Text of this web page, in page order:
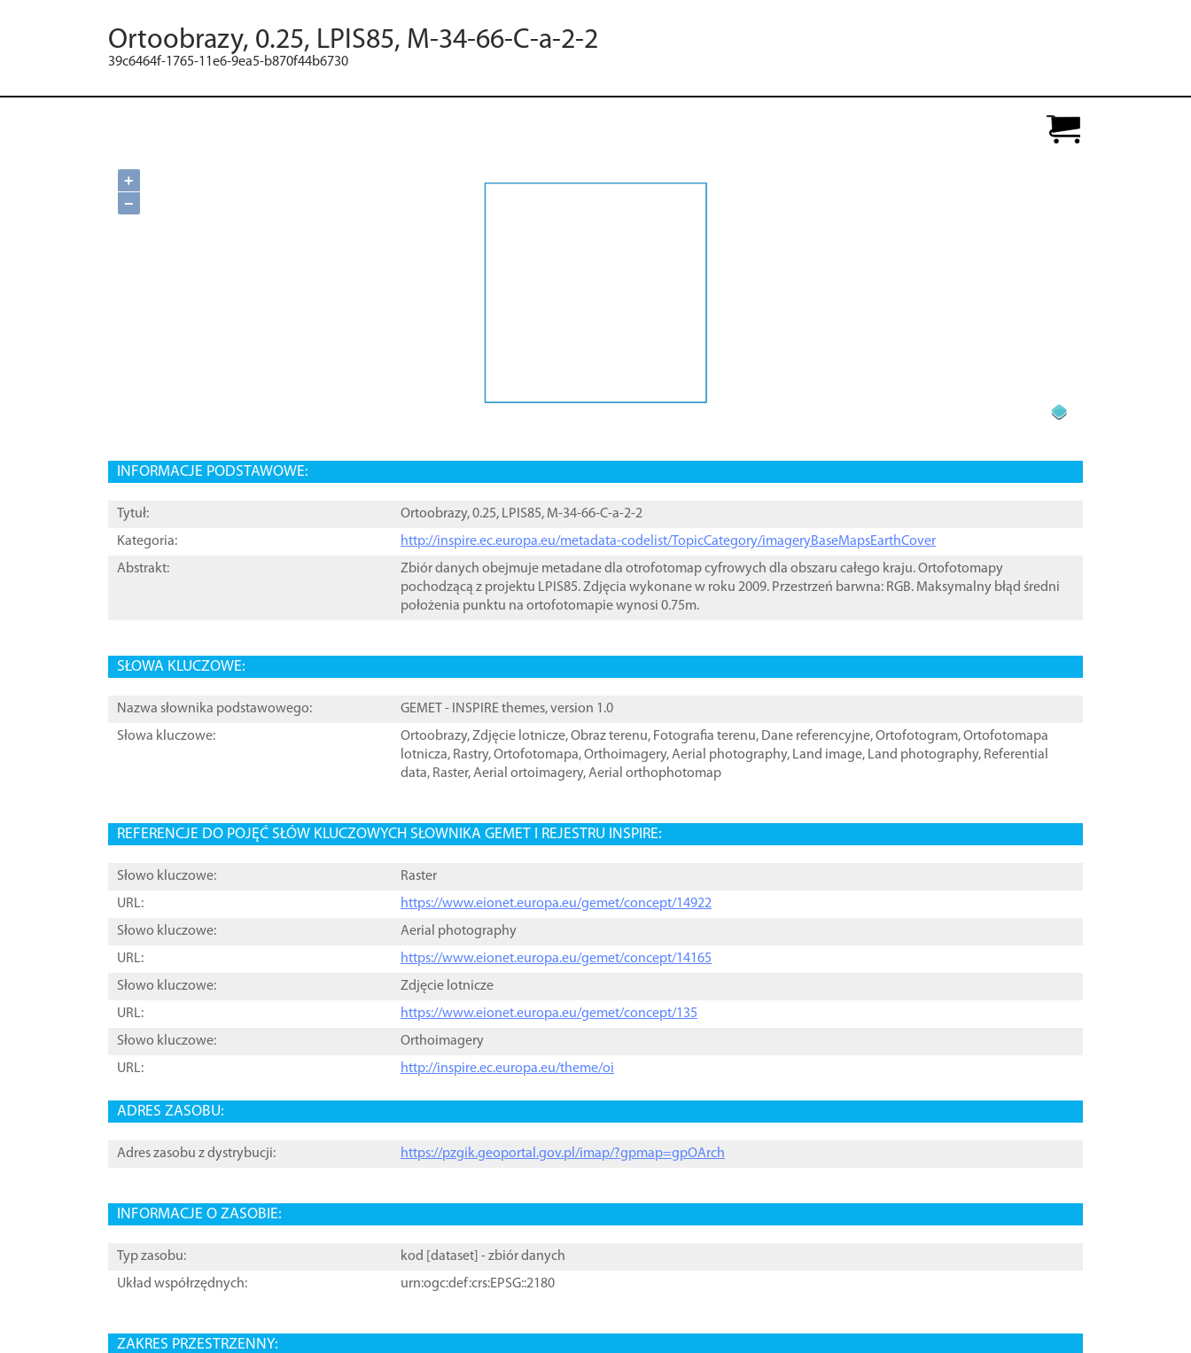
Ortoobrazy, 0.25, LPIS85, M-34-66-C-a-2-2
39c6464f-1765-11e6-9ea5-b870f44b6730
+
−
INFORMACJE PODSTAWOWE:
Tytuł:
Ortoobrazy, 0.25, LPIS85, M-34-66-C-a-2-2
Kategoria:
http://inspire.ec.europa.eu/metadata-codelist/TopicCategory/imageryBaseMapsEarthCover
Abstrakt:
Zbiór danych obejmuje metadane dla otrofotomap cyfrowych dla obszaru całego kraju. Ortofotomapy
pochodzącą z projektu LPIS85. Zdjęcia wykonane w roku 2009. Przestrzeń barwna: RGB. Maksymalny błąd średni
położenia punktu na ortofotomapie wynosi 0.75m.
SŁOWA KLUCZOWE:
Nazwa słownika podstawowego:
GEMET - INSPIRE themes, version 1.0
Słowa kluczowe:
Ortoobrazy,Zdjęcie lotnicze,Obraz terenu, Fotografia terenu, Dane referencyjne,Ortofotogram,Ortofotomapa
lotnicza, Rastry,Ortofotomapa,Orthoimagery,Aerial photography, Land image, Land photography, Referential
data, Raster,Aerial ortoimagery,Aerial orthophotomap
REFERENCJE DO POJĘĆ SŁÓW KLUCZOWYCH SŁOWNIKA GEMET I REJESTRU INSPIRE:
Słowo kluczowe:
Raster
URL:
https://www.eionet.europa.eu/gemet/concept/14922
Słowo kluczowe:
Aerial photography
URL:
https://www.eionet.europa.eu/gemet/concept/14165
Słowo kluczowe:
Zdjęcie lotnicze
URL:
https://www.eionet.europa.eu/gemet/concept/135
Słowo kluczowe:
Orthoimagery
URL:
http://inspire.ec.europa.eu/theme/oi
ADRES ZASOBU:
Adres zasobu z dystrybucji: https://pzgik.geoportal.gov.pl/imap/?gpmap=gpOArch
INFORMACJE O ZASOBIE:
Typ zasobu: kod [ dataset ] - zbiór danych
Układ współrzędnych:
urn:ogc:def:crs:EPSG::2180
ZAKRES PRZESTRZENNY: